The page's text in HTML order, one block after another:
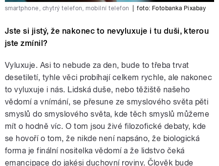
smartphone, chytrý telefon, mobilní telefon foto: Fotobanka Pixabay
Jste si jistý, že nakonec to nevyluxuje i tu duši, kterou
jste zmínil?
Vyluxuje. Asi to nebude za den, bude to třeba trvat
desetiletí, tyhle věci probíhají celkem rychle, ale nakonec
to vyluxuje i nás. Lidská duše, nebo těžiště našeho
vědomí a vnímání, se přesune ze smyslového světa pěti
smyslů do smyslového světa, kde těch smyslů můžeme
mít o hodně víc. O tom jsou živé filozofické debaty, kde
se hovoří o tom, že nikde není napsáno, že biologická
forma je finální nositelka vědomí a že lidstvo čeká
emancipace do jakési duchovní roviny. Člověk bude